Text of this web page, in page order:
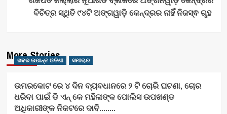
ବିଚିତ୍ର ସ୍ଥିତି ୯୪ଟି ଅଙ୍ଗୱାଡ଼ି କେନ୍ଦ୍ରର ନାହିଁ ନିଜସ୍ଵ ଗୃହ
More Stories
ଖବର ଉପାନ୍ତ ଓଡିଶା ସମାଚାର
ଉମରକୋଟ ରେ ୪ ଦିନ ବ୍ୟବଧାନରେ ୨ ଟି ଚୋରି ଘଟଣା, ଚୋର
ଧରିବା ପାଇଁ ଡି ଏନ୍ କେ ମହିଳାଙ୍କ ପୋଲିସ ଉପଖଣ୍ଡ
ଅଧିକାରୀଙ୍କ ନିକଟରେ ଦାବି……..